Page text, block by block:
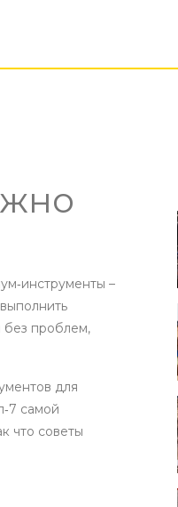
–
без проблем,
для
самой
что советы